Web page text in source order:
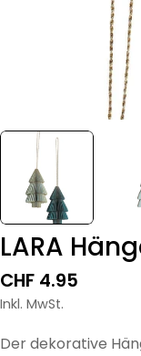
LARA
Regulärer
Preis
CHF 4.95
Inkl. MwSt.
Der dekorative